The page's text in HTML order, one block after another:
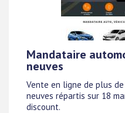
Mandataire
neuves
Vente en ligne de plus
neuves répartis sur 18
discount.